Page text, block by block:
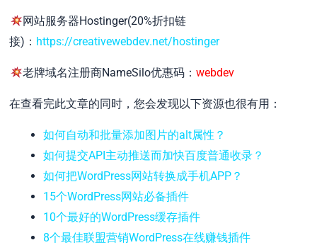
网站服务器Hostinger(20%折扣链
接)： https://creativewebdev.net/hostinger
老牌域名注册商NameSilo优惠码： webdev
在查看完此文章的同时，您会发现以下资源也很有用：
如何自动和批量添加图片的alt属性？
如何提交API主动推送而加快百度普通收录？
如何把WordPress网站转换成手机APP？
15个WordPress网站必备插件
10个最好的WordPress缓存插件
8个最佳联盟营销WordPress在线赚钱插件